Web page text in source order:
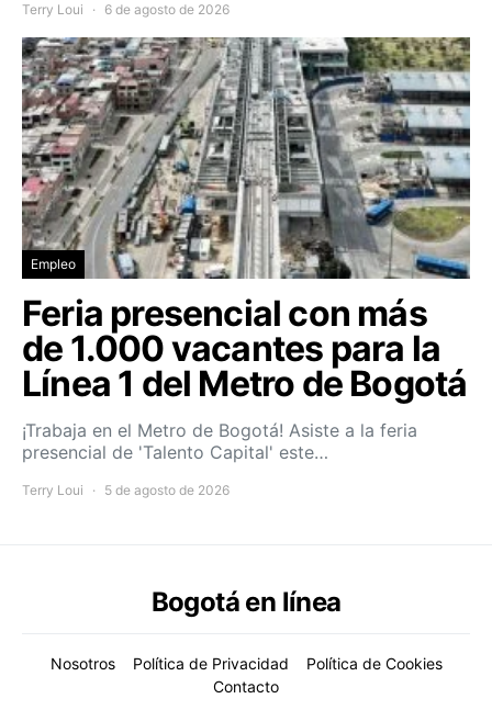
Terry Loui 6 de agosto de 2026
Empleo
Feria presencial con más
de 1.000 vacantes para la
Línea 1 del Metro de Bogotá
¡Trabaja en el Metro de Bogotá! Asiste a la feria
presencial de 'Talento Capital' este…
Terry Loui 5 de agosto de 2026
Bogotá en línea
Nosotros Política de Privacidad
Política de Cookies
Contacto